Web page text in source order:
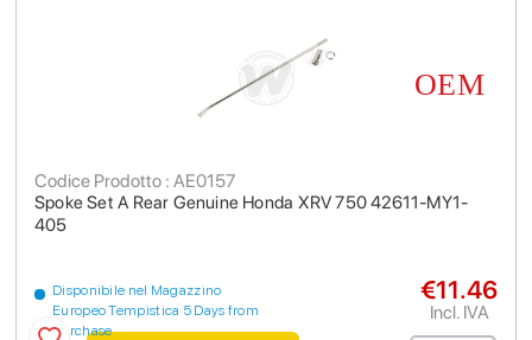
Spoke Set A Rear Genuine Honda XRV 750 42611-MY1-
405
Codice Prodotto : AE0157
Disponibile nel Magazzino
Europeo Tempistica 5 Days from
purchase
€11.46
Incl. IVA